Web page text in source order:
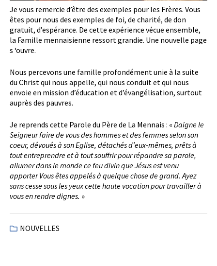
Je vous remercie d’être des exemples pour les Frères. Vous
êtes pour nous des exemples de foi, de charité, de don
gratuit, d’espérance. De cette expérience vécue ensemble,
la Famille mennaisienne ressort grandie. Une nouvelle page
s ‘ouvre.
Nous percevons une famille profondément unie à la suite
du Christ qui nous appelle, qui nous conduit et qui nous
envoie en mission d’éducation et d’évangélisation, surtout
auprès des pauvres.
Je reprends cette Parole du Père de La Mennais : « Daigne le
Seigneur faire de vous des hommes et des femmes selon son
coeur, dévoués à son Eglise, détachés d’eux-mêmes, prêts à
tout entreprendre et à tout souffrir pour répandre sa parole,
allumer dans le monde ce feu divin que Jésus est venu
apporter Vous êtes appelés à quelque chose de grand. Ayez
sans cesse sous les yeux cette haute vocation pour travailler à
vous en rendre dignes. »
NOUVELLES